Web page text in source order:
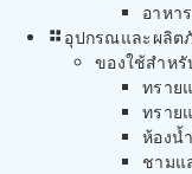
อาหา
อุปกรณและผลิต
ของใช้สำหรั
ทราย
ทราย
ห้องน้
ชามแ